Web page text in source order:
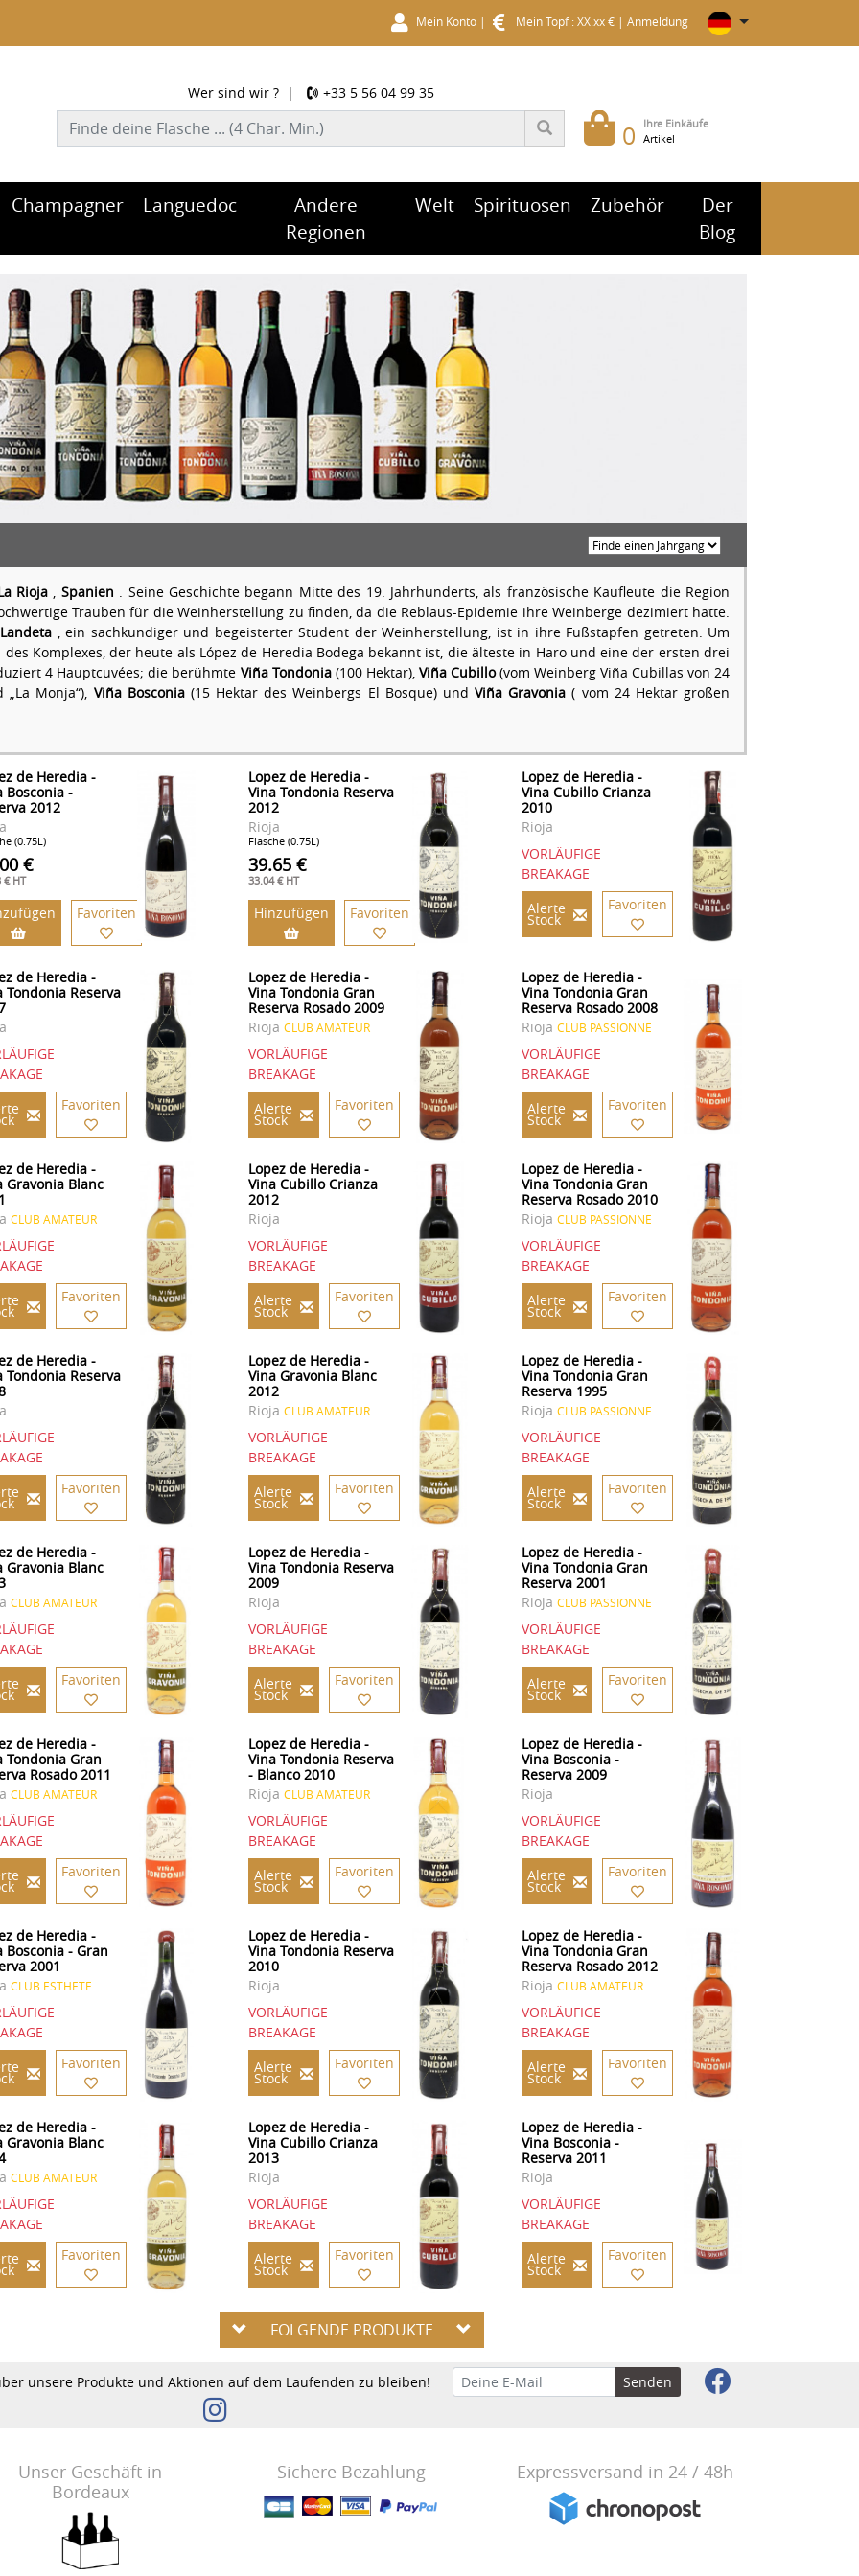
Mein Konto | Mein Topf : XX.xx € | Anmeldung
0
Ihre Einkäufe
Artikel
Wer sind wir ?| +33 5 56 04 99 35
Champagner Languedoc
Andere
Regionen
Welt Spirituosen Zubehör
Der
Blog
Rioja Spanien . Seine Geschichte begann Mitte des 19. Jahrhunderts, als französische Kaufleute die Region
Trauben für die Weinherstellung zu finden, da die Reblaus-Epidemie ihre Weinberge dezimiert hatte.
, ein sachkundiger und begeisterter Student der Weinherstellung, ist in ihre Fußstapfen getreten. Um
Komplexes, der heute als López de Heredia Bodega bekannt ist, die älteste in Haro und eine der ersten drei
4 Hauptcuvées; die berühmte Viña Tondonia(100 Hektar), Viña Cubillo(vom Weinberg Viña Cubillas von 24
Monja“), Viña Bosconia(15 Hektar des Weinbergs El Bosque) undViña Gravonia ( vom 24 Hektar großen
de Heredia -
Bosconia -
2012
(0.75L)
€
€ HT
Favoriten
Lopez de Heredia -
Vina Tondonia Reserva
2012
Rioja
Flasche (0.75L)
39.65 €
33.04 € HT
Hinzufügen Favoriten
Lopez de Heredia -
Vina Cubillo Crianza
2010
Rioja
VORLÄUFIGE
BREAKAGE
Alerte
Stock
Favoriten
de Heredia -
Tondonia Reserva
Favoriten
Lopez de Heredia -
Vina Tondonia Gran
Reserva Rosado 2009
Rioja CLUB AMATEUR
VORLÄUFIGE
BREAKAGE
Alerte
Stock
Favoriten
Lopez de Heredia -
Vina Tondonia Gran
Reserva Rosado 2008
Rioja CLUB PASSIONNE
VORLÄUFIGE
BREAKAGE
Alerte
Stock
Favoriten
de Heredia -
Gravonia Blanc
CLUB AMATEUR
Favoriten
Lopez de Heredia -
Vina Cubillo Crianza
2012
Rioja
VORLÄUFIGE
BREAKAGE
Alerte
Stock
Favoriten
Lopez de Heredia -
Vina Tondonia Gran
Reserva Rosado 2010
Rioja CLUB PASSIONNE
VORLÄUFIGE
BREAKAGE
Alerte
Stock
Favoriten
de Heredia -
Tondonia Reserva
Favoriten
Lopez de Heredia -
Vina Gravonia Blanc
2012
Rioja CLUB AMATEUR
VORLÄUFIGE
BREAKAGE
Alerte
Stock
Favoriten
Lopez de Heredia -
Vina Tondonia Gran
Reserva 1995
Rioja CLUB PASSIONNE
VORLÄUFIGE
BREAKAGE
Alerte
Stock
Favoriten
de Heredia -
Gravonia Blanc
CLUB AMATEUR
Favoriten
Lopez de Heredia -
Vina Tondonia Reserva
2009
Rioja
VORLÄUFIGE
BREAKAGE
Alerte
Stock
Favoriten
Lopez de Heredia -
Vina Tondonia Gran
Reserva 2001
Rioja CLUB PASSIONNE
VORLÄUFIGE
BREAKAGE
Alerte
Stock
Favoriten
de Heredia -
Tondonia Gran
Rosado 2011
CLUB AMATEUR
Favoriten
Lopez de Heredia -
Vina Tondonia Reserva
- Blanco 2010
Rioja CLUB AMATEUR
VORLÄUFIGE
BREAKAGE
Alerte
Stock
Favoriten
Lopez de Heredia -
Vina Bosconia -
Reserva 2009
Rioja
VORLÄUFIGE
BREAKAGE
Alerte
Stock
Favoriten
de Heredia -
Bosconia - Gran
2001
CLUB ESTHETE
Favoriten
Lopez de Heredia -
Vina Tondonia Reserva
2010
Rioja
VORLÄUFIGE
BREAKAGE
Alerte
Stock
Favoriten
Lopez de Heredia -
Vina Tondonia Gran
Reserva Rosado 2012
Rioja CLUB AMATEUR
VORLÄUFIGE
BREAKAGE
Alerte
Stock
Favoriten
de Heredia -
Gravonia Blanc
CLUB AMATEUR
Favoriten
Lopez de Heredia -
Vina Cubillo Crianza
2013
Rioja
VORLÄUFIGE
BREAKAGE
Alerte
Stock
Favoriten
Lopez de Heredia -
Vina Bosconia -
Reserva 2011
Rioja
VORLÄUFIGE
BREAKAGE
Alerte
Stock
Favoriten
FOLGENDE PRODUKTE
unsere Produkte und Aktionen auf dem Laufenden zu bleiben! Senden
Unser Geschäft in
Bordeaux
Sichere Bezahlung Expressversand in 24 / 48h